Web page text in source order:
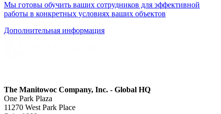
Мы готовы обучить ваших сотрудников для эффективной
работы в конкретных условиях ваших объектов
Дополнительная информация
The Manitowoc Company, Inc. - Global HQ
One Park Plaza
11270 West Park Place